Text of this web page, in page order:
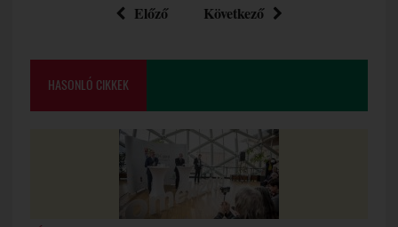
Előző Következő
HASONLÓ CIKKEK